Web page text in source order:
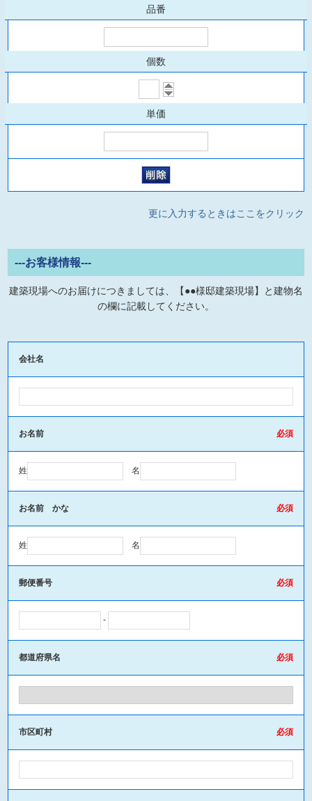
更に入力するときはここをクリック
---お客様情報---
建築現場へのお届けにつきましては、【●●様邸建築現場】と建物名
の欄に記載してください。
会社名
お名前
姓 名
お名前 かな
姓 名
郵便番号
-
都道府県名
市区町村